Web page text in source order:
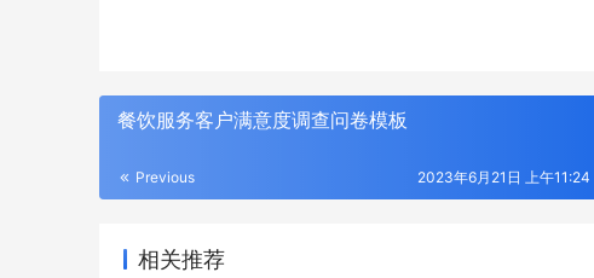
餐饮服务客户满意度调查问卷模板
Previous 2023年6月21日 上午11:24
相关推荐